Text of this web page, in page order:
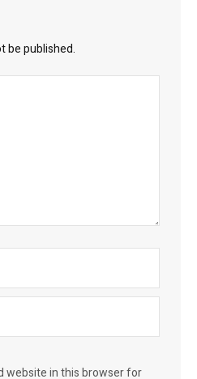
be published.
website in this browser for